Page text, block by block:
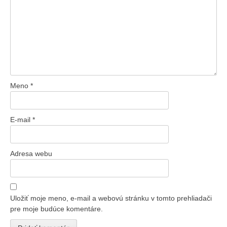
Meno *
E-mail *
Adresa webu
Uložiť moje meno, e-mail a webovú stránku v tomto prehliadači
pre moje budúce komentáre.